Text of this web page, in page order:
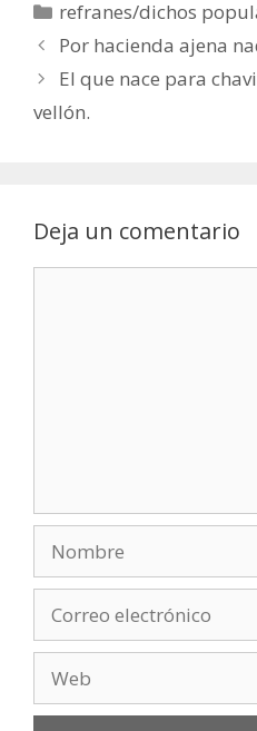
Categorías
refranes/dichos
Por hacienda ajena
El que nace para
vellón.
Deja un comentario
electrónico